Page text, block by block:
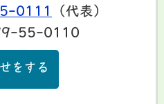
0111
（代表）
55-0110
をする